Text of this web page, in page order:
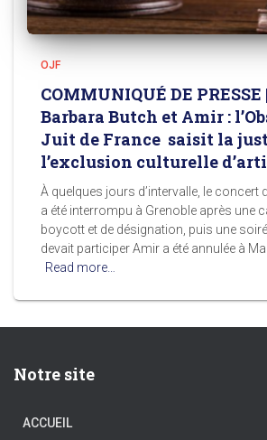
OJF
COMMUNIQUÉ DE
Barbara Butch et Amir :
Juit de France saisit la
l’exclusion culturelle
À quelques jours d’intervalle, le concert
a été interrompu à Grenoble après une
boycott et de désignation, puis une
devait participer Amir a été annulée à
Read more…
Notre site
ACCUEIL